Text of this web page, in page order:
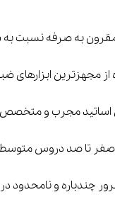
به صرفه نسبت به
از مجهزترین ابزارهای
مجرب و متخصص
تا صد دروس
چندباره و نامحدود